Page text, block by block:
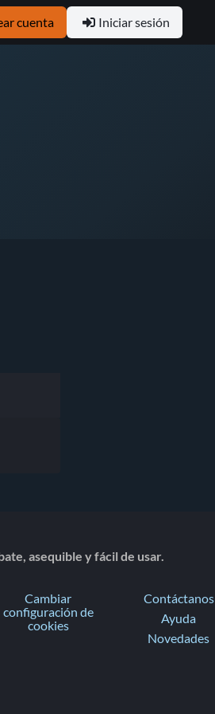
cuenta Iniciar sesión
asequible y fácil de usar.
Cambiar
configuración de
cookies
Contáctanos
Ayuda
Novedades